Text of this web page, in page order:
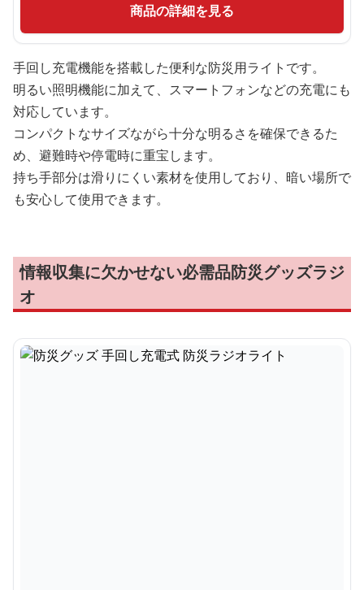
商品の詳細を見る
手回し充電機能を搭載した便利な防災用ライトです。
明るい照明機能に加えて、スマートフォンなどの充電にも
対応しています。
コンパクトなサイズながら十分な明るさを確保できるた
め、避難時や停電時に重宝します。
持ち手部分は滑りにくい素材を使用しており、暗い場所で
も安心して使用できます。
情報収集に欠かせない必需品防災グッズラジ
オ